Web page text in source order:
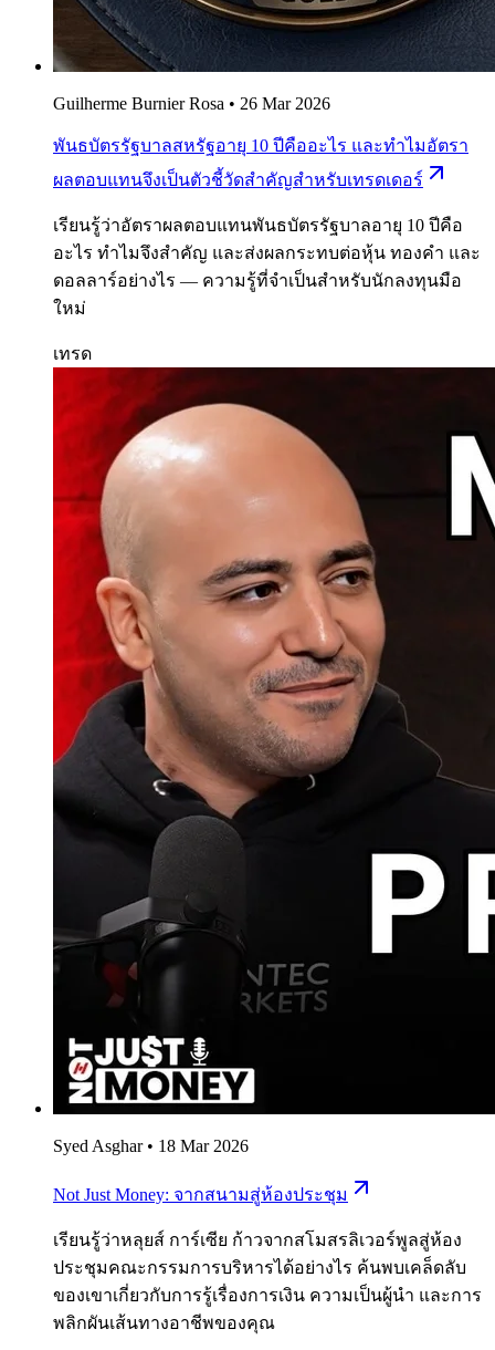
Guilherme Burnier Rosa • 26 Mar 2026
พันธบัตรรัฐบาลสหรัฐอายุ 10 ปีคืออะไร และทำไมอัตรา
ผลตอบแทนจึงเป็นตัวชี้วัดสำคัญสำหรับเทรดเดอร์
เรียนรู้ว่าอัตราผลตอบแทนพันธบัตรรัฐบาลอายุ 10 ปีคือ
อะไร ทำไมจึงสำคัญ และส่งผลกระทบต่อหุ้น ทองคำ และ
ดอลลาร์อย่างไร — ความรู้ที่จำเป็นสำหรับนักลงทุนมือ
ใหม่
เทรด
Syed Asghar• 18 Mar 2026
Not Just Money: จากสนามสู่ห้องประชุม
เรียนรู้ว่าหลุยส์ การ์เซีย ก้าวจากสโมสรลิเวอร์พูลสู่ห้อง
ประชุมคณะกรรมการบริหารได้อย่างไร ค้นพบเคล็ดลับ
ของเขาเกี่ยวกับการรู้เรื่องการเงิน ความเป็นผู้นำ และการ
พลิกผันเส้นทางอาชีพของคุณ